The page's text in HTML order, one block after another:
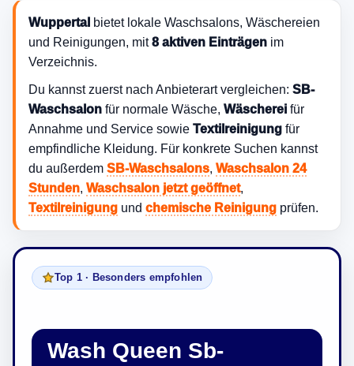
Wuppertal bietet lokale Waschsalons, Wäschereien
und Reinigungen, mit8 aktiven Einträgen im
Verzeichnis.
Du kannst zuerst nach Anbieterart vergleichen: SB-
Waschsalon für normale Wäsche, Wäscherei für
Annahme und Service sowie Textilreinigung für
empfindliche Kleidung. Für konkrete Suchen kannst
du außerdem SB-Waschsalons, Waschsalon 24
Stunden, Waschsalon jetzt geöffnet,
Textilreinigung und chemische Reinigung prüfen.
Top 1 · Besonders empfohlen
Wash Queen Sb-